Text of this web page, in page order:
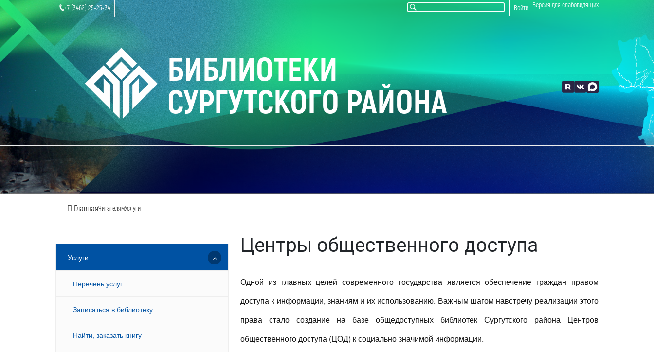
+7 (3462) 25-25-34 Версия для слабовидящих
Войти
БИБЛИОТЕКИ
СУРГУТСКОГО РАЙОНА
ГлавнаяЧитателямУслуги
Услуги
Перечень услуг
Записаться в библиотеку
Найти, заказать книгу
Центры общественного доступа
Одной из главных целей современного государства является обеспечение граждан правом
доступа к информации, знаниям и их использованию. Важным шагом навстречу реализации этого
права стало создание на базе общедоступных библиотек Сургутского района Центров
общественного доступа (ЦОД) к социально значимой информации.